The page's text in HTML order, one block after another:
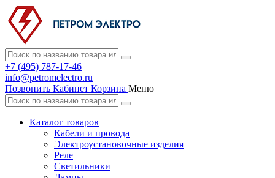
+7 (495) 787-17-46
info@petromelectro.ru
Позвонить Кабинет Корзина Меню
Каталог товаров
Кабели и провода
Электроустановочные изделия
Реле
Светильники